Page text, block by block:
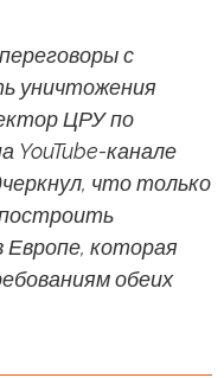
с
уничтожения
ЦРУ по
YouTube-канале
что только
Европе, которая
обеих